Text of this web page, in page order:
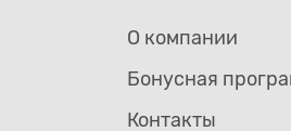
О компании
Бонусная
Контакты